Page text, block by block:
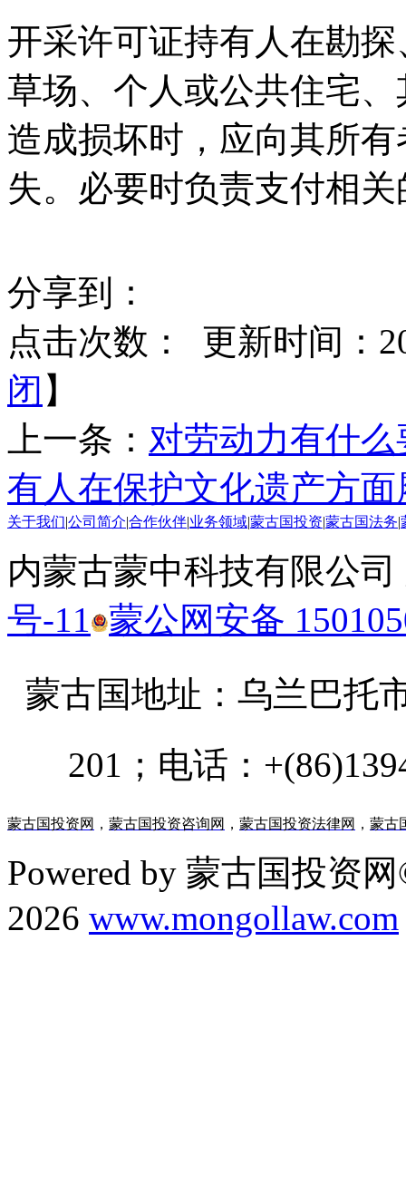
开采许可证持有人在勘
草场、个人或公共住宅
造成损坏时，应向其所
失。必要时负责支付相
分享到：
点击次数：
更新时间：
闭 】
上一条： 对劳动力有什
有人在保护文化遗产方
关于我们 公司简介 合作伙伴 业务领域 蒙古国投资 蒙古国法务
内蒙古蒙中科技有限公
号-11 蒙公网安备
蒙古国地址： 乌兰巴托
201；电话：
蒙古国投资网 ， 蒙古国投资咨询网 ， 蒙古国投资法律网 ， 蒙古
Powered by 蒙古国投资
2026 www.mongollaw.com